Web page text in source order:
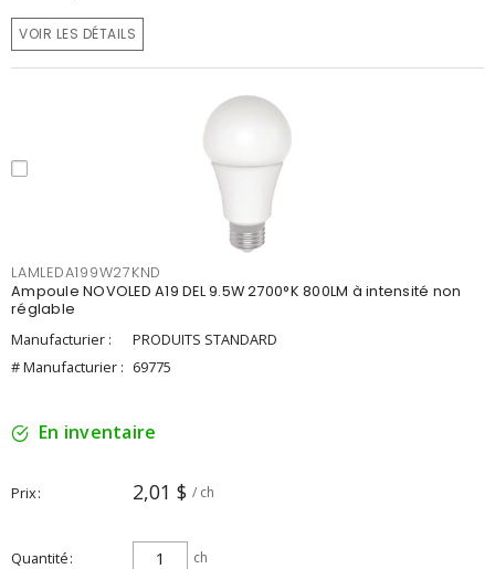
VOIR LES DÉTAILS
LAMLEDA199W27KND
Ampoule NOVOLED A19 DEL 9.5W 2700°K 800LM à intensité non
réglable
Manufacturier :
PRODUITS STANDARD
# Manufacturier : 69775
En inventaire
Prix 2,01 $ / ch
Quantité ch